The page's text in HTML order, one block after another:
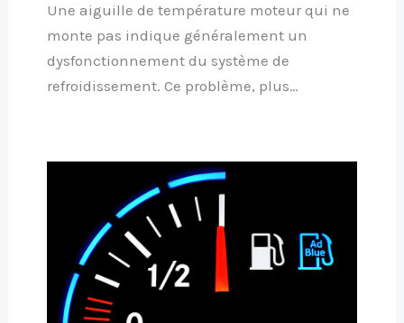
Une aiguille de température moteur qui ne
monte pas indique généralement un
dysfonctionnement du système de
refroidissement. Ce problème, plus…